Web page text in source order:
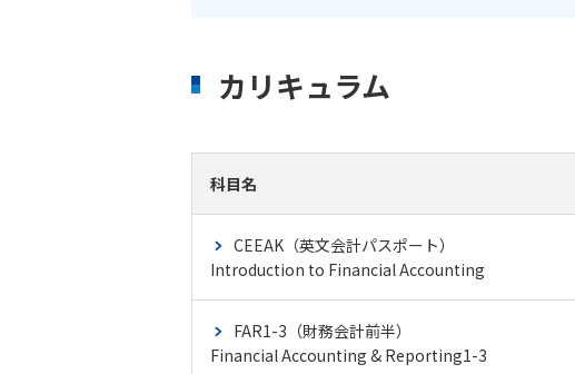
カリキュラム
科目名
CEEAK（英文会計パスポート）
Introduction to Financial Accounting
FAR1-3（財務会計前半）
Financial Accounting & Reporting1-3